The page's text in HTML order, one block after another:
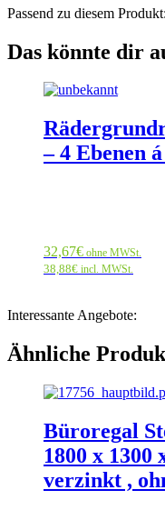
Passend zu diesem Produkt:
Das könnte dir
– 4 Ebenen
32,67€ ohne MWSt.
38,88€ incl. MWSt.
Interessante Angebote:
Ähnliche
Büroregal
1800 x 1300
verzinkt ,